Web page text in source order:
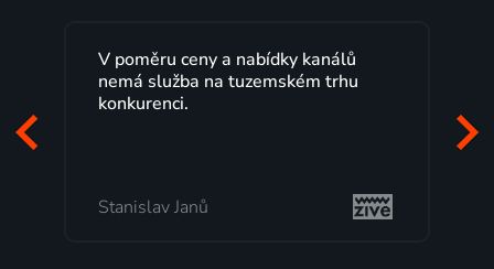
V poměru ceny a nabídky kanálů
nemá služba na tuzemském trhu
konkurenci.
Stanislav Janů